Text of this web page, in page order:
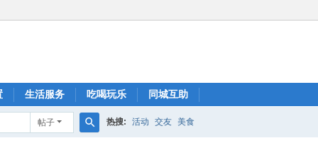
生活服务 吃喝玩乐 同城互助
帖子 热搜: 活动 交友 美食